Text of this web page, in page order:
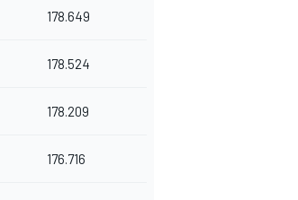
178.649
178.524
178.209
176.716